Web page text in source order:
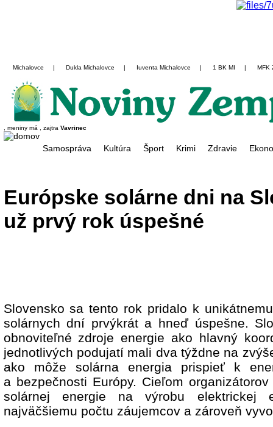
Michalovce | Dukla Michalovce | Iuventa Michalovce | 1 BK MI | MFK
, meniny má , zajtra Vavrinec
Samospráva Kultúra Šport Krimi Zdravie
Európske solárne dni na
už prvý rok úspešné
Slovensko sa tento rok pridalo k
solárnych dní prvýkrát a hneď úspešne.
obnoviteľné zdroje energie ako hlavný
jednotlivých podujatí mali dva týždne na
ako môže solárna energia prispieť k
a bezpečnosti Európy. Cieľom
solárnej energie na výrobu
najväčšiemu počtu záujemcov a zároveň